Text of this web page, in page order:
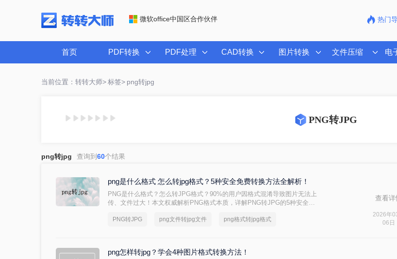
微软office中国区合作伙伴 热门
首页 PDF转换 PDF处理 CAD转换 图片转换 文件压缩 电
当前位置：转转大师> 标签> png转jpg
PNG转JPG
png转jpg 查询到 60个结果
png是什么格式 怎么转jpg格式？5种安全免费转换方法全解析！
PNG是什么格式？怎么转JPG格式？90%的用户因格式混淆导致图片无法上
传、文件过大！本文权威解析PNG格式本质，详解PNG转JPG的5种安全方
病毒工具，只推荐微软/苹果认证方案，解决图片格式转换核心痛点。
PNG转JPG png文件转jpg文件 png格式转jpg格式
查看详
2026年
06日
png怎样转jpg？学会4种图片格式转换方法！